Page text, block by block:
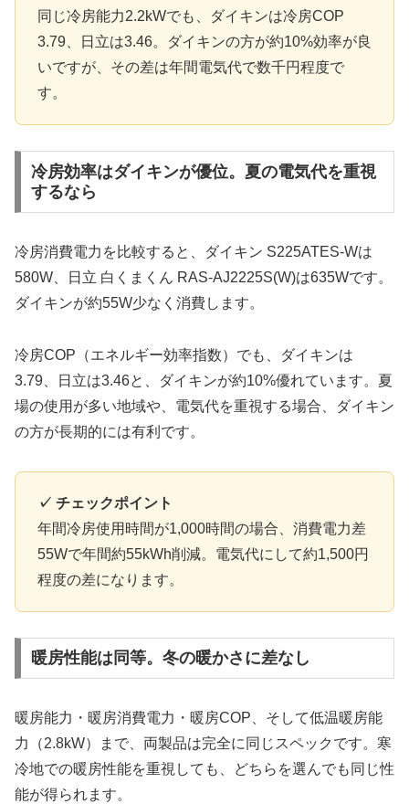
同じ冷房能力2.2kWでも、ダイキンは冷房COP
3.79、日立は3.46。ダイキンの方が約10%効率が良
いですが、その差は年間電気代で数千円程度で
す。
冷房効率はダイキンが優位。夏の電気代を重視
するなら
冷房消費電力を比較すると、ダイキン S225ATES-Wは
580W、日立 白くまくん RAS-AJ2225S(W)は635Wです。
ダイキンが約55W少なく消費します。
冷房COP（エネルギー効率指数）でも、ダイキンは
3.79、日立は3.46と、ダイキンが約10%優れています。夏
場の使用が多い地域や、電気代を重視する場合、ダイキン
の方が長期的には有利です。
✓ チェックポイント
年間冷房使用時間が1,000時間の場合、消費電力差
55Wで年間約55kWh削減。電気代にして約1,500円
程度の差になります。
暖房性能は同等。冬の暖かさに差なし
暖房能力・暖房消費電力・暖房COP、そして低温暖房能
力（2.8kW）まで、両製品は完全に同じスペックです。寒
冷地での暖房性能を重視しても、どちらを選んでも同じ性
能が得られます。